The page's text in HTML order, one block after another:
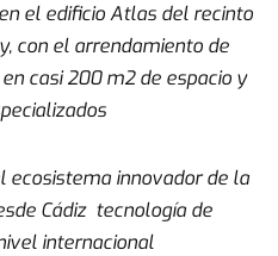
el edificio Atlas del recinto
con el arrendamiento de
casi 200 m2 de espacio y
innovador de la
Cádiz tecnología de
internacional